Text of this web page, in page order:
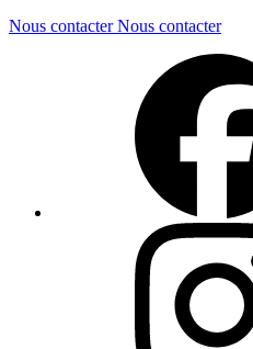
Nous contacter Nous contacter